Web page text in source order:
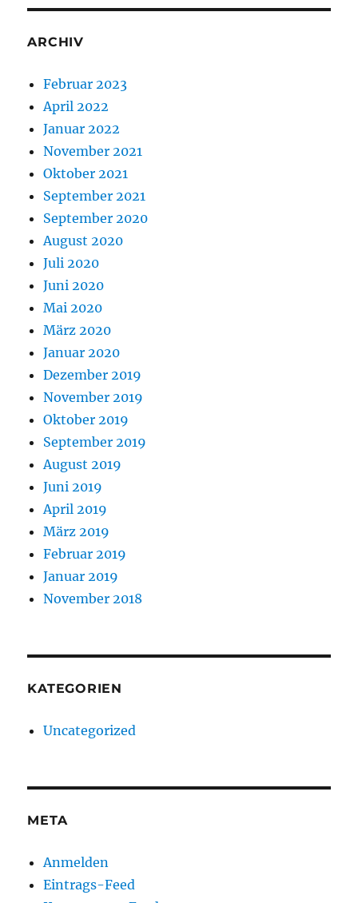
ARCHIV
Februar 2023
April 2022
Januar 2022
November 2021
Oktober 2021
September 2021
September 2020
August 2020
Juli 2020
Juni 2020
Mai 2020
März 2020
Januar 2020
Dezember 2019
November 2019
Oktober 2019
September 2019
August 2019
Juni 2019
April 2019
März 2019
Februar 2019
Januar 2019
November 2018
KATEGORIEN
Uncategorized
META
Anmelden
Eintrags-Feed